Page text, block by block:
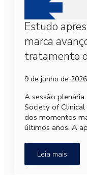
Estudo
marca
tratamento
9 de junho de 2026
A sessão
Society of
dos momentos
últimos anos. A
Leia mais